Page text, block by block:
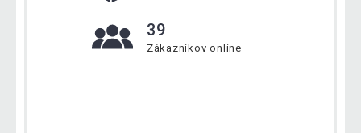
39
Zákazníkov online